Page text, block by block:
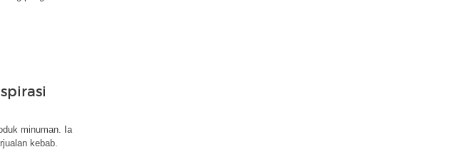
minuman. Ia
kebab.